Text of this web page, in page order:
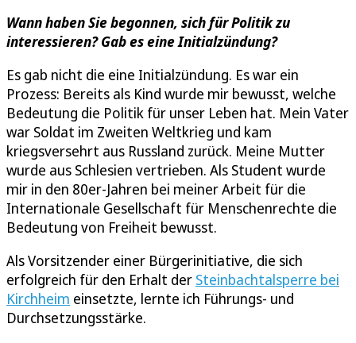
Wann haben Sie begonnen, sich für Politik zu
interessieren? Gab es eine Initialzündung?
Es gab nicht die eine Initialzündung. Es war ein
Prozess: Bereits als Kind wurde mir bewusst, welche
Bedeutung die Politik für unser Leben hat. Mein Vater
war Soldat im Zweiten Weltkrieg und kam
kriegsversehrt aus Russland zurück. Meine Mutter
wurde aus Schlesien vertrieben. Als Student wurde
mir in den 80er-Jahren bei meiner Arbeit für die
Internationale Gesellschaft für Menschenrechte die
Bedeutung von Freiheit bewusst.
Als Vorsitzender einer Bürgerinitiative, die sich
erfolgreich für den Erhalt der Steinbachtalsperre bei
Kirchheim einsetzte, lernte ich Führungs- und
Durchsetzungsstärke.